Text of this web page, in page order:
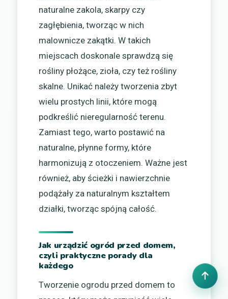
naturalne zakola, skarpy czy
zagłębienia, tworząc w nich
malownicze zakątki. W takich
miejscach doskonale sprawdzą się
rośliny płożące, zioła, czy też rośliny
skalne. Unikać należy tworzenia zbyt
wielu prostych linii, które mogą
podkreślić nieregularność terenu.
Zamiast tego, warto postawić na
naturalne, płynne formy, które
harmonizują z otoczeniem. Ważne jest
również, aby ścieżki i nawierzchnie
podążały za naturalnym kształtem
działki, tworząc spójną całość.
Jak urządzić ogród przed domem,
czyli praktyczne porady dla
każdego
Tworzenie ogrodu przed domem to